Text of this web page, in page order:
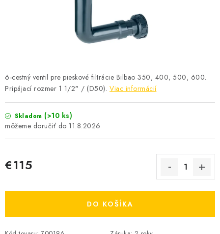
6-cestný ventil pre pieskové filtrácie Bilbao 350, 400, 500, 600.
Pripájací rozmer 1 1/2" / (D50). Viac informácií
Skladom (>10 ks)
11.8.2026
€115
DO KOŠÍKA